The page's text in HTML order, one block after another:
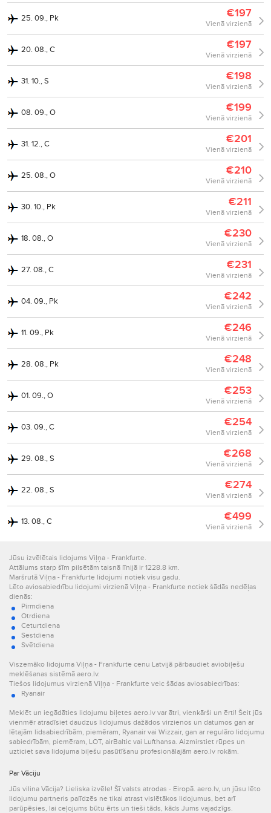
25. 09., Pk €197
Vienā virzienā
20. 08., C €197
Vienā virzienā
31. 10., S €198
Vienā virzienā
08. 09., O €199
Vienā virzienā
31. 12., C €201
Vienā virzienā
25. 08., O €210
Vienā virzienā
30. 10., Pk €211
Vienā virzienā
18. 08., O €230
Vienā virzienā
27. 08., C €231
Vienā virzienā
04. 09., Pk €242
Vienā virzienā
11. 09., Pk €246
Vienā virzienā
28. 08., Pk €248
Vienā virzienā
01. 09., O €253
Vienā virzienā
03. 09., C €254
Vienā virzienā
29. 08., S €268
Vienā virzienā
22. 08., S €274
Vienā virzienā
13. 08., C €499
Vienā virzienā
Jūsu izvēlētais lidojums Viļņa - Frankfurte.
Attālums starp šīm pilsētām taisnā līnijā ir 1228.8 km.
Maršrutā Viļņa - Frankfurte lidojumi notiek visu gadu.
Lēto aviosabiedrību lidojumi virzienā Viļņa - Frankfurte notiek šādās nedēļas
dienās:
Pirmdiena
Otrdiena
Ceturtdiena
Sestdiena
Svētdiena
Viszemāko lidojuma Viļņa - Frankfurte cenu Latvijā pārbaudiet aviobiļešu
meklēšanas sistēmā aero.lv.
Tiešos lidojumus virzienā Viļņa - Frankfurte veic šādas aviosabiedrības:
Ryanair
Meklēt un iegādāties lidojumu biļetes aero.lv var ātri, vienkārši un ērti! Šeit jūs
vienmēr atradīsiet daudzus lidojumus dažādos virzienos un datumos gan ar
lētajām lidsabiedrībām, piemēram, Ryanair vai Wizzair, gan ar regulāro lidojumu
sabiedrībām, piemēram, LOT, airBaltic vai Lufthansa. Aizmirstiet rūpes un
uzticiet sava lidojuma biļešu pasūtīšanu profesionālajām aero.lv rokām.
Par Vāciju
Jūs vilina Vācija? Lieliska izvēle! Šī valsts atrodas - Eiropā. aero.lv, un jūsu lēto
lidojumu partneris palīdzēs ne tikai atrast vislētākos lidojumus, bet arī
parūpēsies, lai ceļojums būtu ērts un tieši tāds, kāds Jums vajadzīgs.